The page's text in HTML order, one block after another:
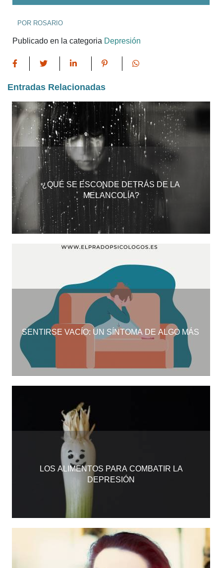
POR ROSARIO
Publicado en la categoria Depresión
Entradas Relacionadas
¿QUÉ SE ESCONDE DETRÁS DE LA
MELANCOLÍA?
SENTIRSE VACÍO: UN SÍNTOMA DE ALGO MÁS
LOS ALIMENTOS PARA COMBATIR LA
DEPRESIÓN